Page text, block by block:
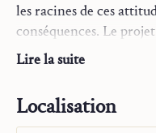
les racines de ces
conséquences. Le
l’on pense que l’œuvre
Lepremier tomeavait
aperçu historique du
Lire la suite
Localisation
La Trilogie
Essais
Parole et